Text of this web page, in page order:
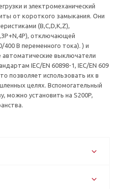
и электромеханический
от короткого замыкания. Они
(B,C,D,K,Z),
отключающей
В переменного тока). ) и
выключатели
IEC/EN 60898-1, IEC/EN 609
позволяет использовать их в
целях. Вспомогательный
можно установить на S200P,